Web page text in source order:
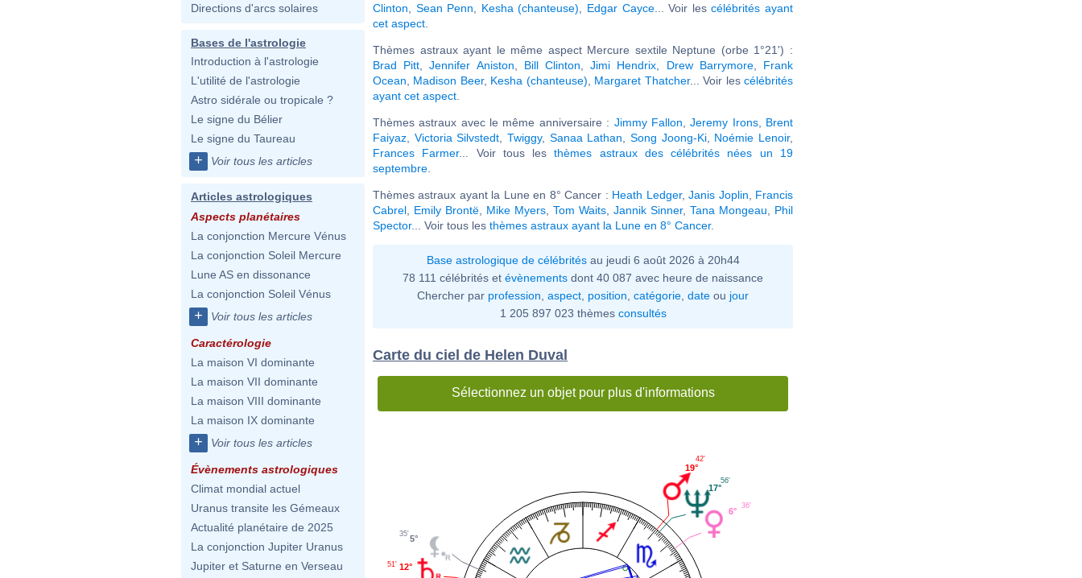
Directions d'arcs solaires
Bases de l'astrologie
Introduction à l'astrologie
L'utilité de l'astrologie
Astro sidérale ou tropicale ?
Le signe du Bélier
Le signe du Taureau
+ Voir tous les articles
Articles astrologiques
Aspects planétaires
La conjonction Mercure Vénus
La conjonction Soleil Mercure
Lune AS en dissonance
La conjonction Soleil Vénus
+ Voir tous les articles
Caractérologie
La maison VI dominante
La maison VII dominante
La maison VIII dominante
La maison IX dominante
+ Voir tous les articles
Évènements astrologiques
Climat mondial actuel
Uranus transite les Gémeaux
Actualité planétaire de 2025
La conjonction Jupiter Uranus
Jupiter et Saturne en Verseau
Clinton
Sean Penn Kesha (chanteuse) Edgar Cayce... Voir lescélébrités ayant
cet aspect
Thèmes astraux ayant le même aspect Mercure sextile Neptune (orbe 1°21') :
Brad Pitt ,Jennifer Aniston Bill Clinton ,Jimi Hendrix Drew Barrymore, Frank
Ocean
Madison Beer, Kesha (chanteuse) Margaret Thatcher... Voir lescélébrités
ayant cet aspect
Thèmes astraux avec le même anniversaire : Jimmy Fallon ,Jeremy Irons, Brent
Faiyaz
Victoria Silvstedt ,Twiggy, Sanaa Lathan ,Song Joong-Ki, Noémie Lenoir,
Frances Farmer... Voir tous lesthèmes astraux des célébrités nées un 19
septembre
Thèmes astraux ayant la Lune en 8° Cancer : Heath Ledger,Janis Joplin
Francis
Cabrel
Emily Brontë Mike Myers Tom Waits Jannik Sinner, Tana Mongeau
Phil
Spector... Voir tous les thèmes astraux ayant la Lune en 8° Cancer.
Base astrologique de célébritésau jeudi 6 août 2026 à 20h44
78 111 célébrités et évènements dont 40 087 avec heure de naissance
Chercher par profession aspect position catégorie date ou jour
1 205 897 023 thèmes consultés
Carte du ciel de Helen Duval
Sélectionnez un objet pour plus d'informations
6°
36'
17°
56'
19°
42'
5°
35'
12°
51'